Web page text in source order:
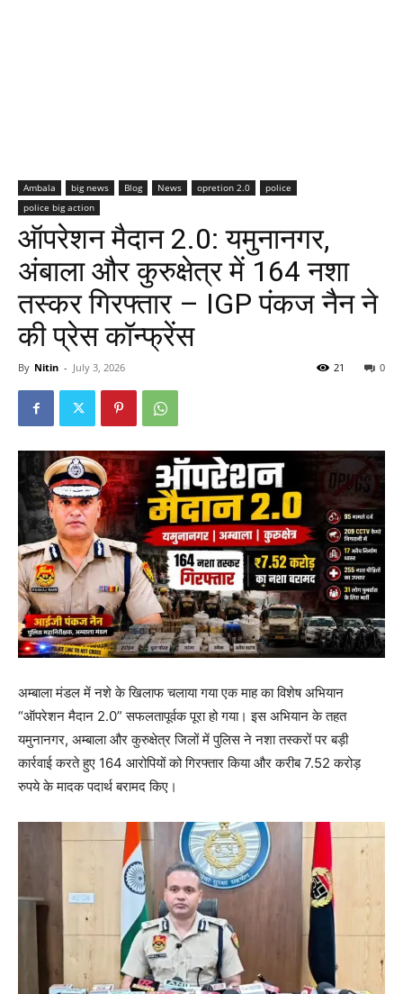
Ambala big news Blog News opretion 2.0
police
police big action
ऑपरेशन मैदान 2.0: यमुनानगर,
अंबाला और कुरुक्षेत्र में 164 नशा
तस्कर गिरफ्तार – IGP पंकज नैन ने
की प्रेस कॉन्फ्रेंस
By Nitin - July 3, 2026 0
21
अम्बाला मंडल में नशे के खिलाफ चलाया गया एक माह का विशेष अभियान
“ऑपरेशन मैदान 2.0” सफलतापूर्वक पूरा हो गया। इस अभियान के तहत
यमुनानगर, अम्बाला और कुरुक्षेत्र जिलों में पुलिस ने नशा तस्करों पर बड़ी
कार्रवाई करते हुए 164 आरोपियों को गिरफ्तार किया और करीब 7.52 करोड़
रुपये के मादक पदार्थ बरामद किए।